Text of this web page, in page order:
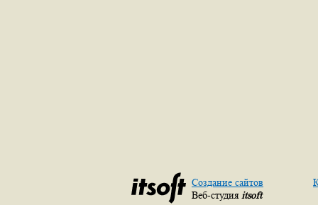
Создание сайтов
Веб-студия itsoft